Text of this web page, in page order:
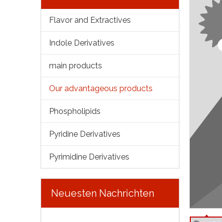
Flavor and Extractives
Indole Derivatives
main products
Our advantageous products
Phospholipids
Pyridine Derivatives
Pyrimidine Derivatives
Neuesten Nachrichten